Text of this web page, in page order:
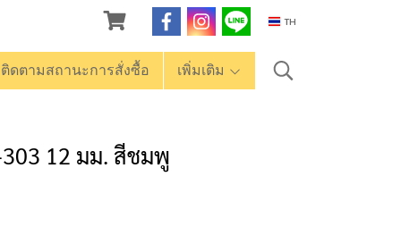
TH
ติดตามสถานะการสั่งซื้อ เพิ่มเติม
303 12 มม. สีชมพู